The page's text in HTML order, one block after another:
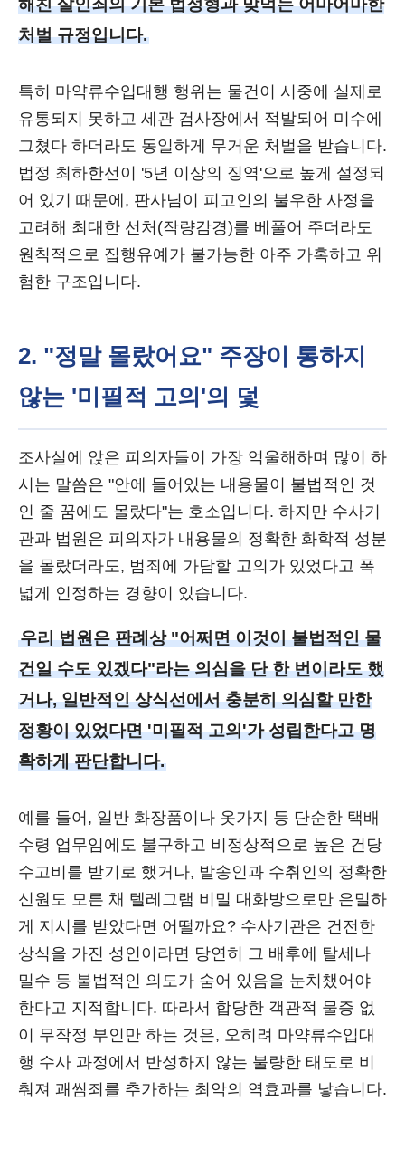
해친 살인죄의 기본 법정형과 맞먹는 어마어마한
처벌 규정입니다.
특히 마약류수입대행 행위는 물건이 시중에 실제로
유통되지 못하고 세관 검사장에서 적발되어 미수에
그쳤다 하더라도 동일하게 무거운 처벌을 받습니다.
법정 최하한선이 '5년 이상의 징역'으로 높게 설정되
어 있기 때문에, 판사님이 피고인의 불우한 사정을
고려해 최대한 선처(작량감경)를 베풀어 주더라도
원칙적으로 집행유예가 불가능한 아주 가혹하고 위
험한 구조입니다.
2. "정말 몰랐어요" 주장이 통하지
않는 '미필적 고의'의 덫
조사실에 앉은 피의자들이 가장 억울해하며 많이 하
시는 말씀은 "안에 들어있는 내용물이 불법적인 것
인 줄 꿈에도 몰랐다"는 호소입니다. 하지만 수사기
관과 법원은 피의자가 내용물의 정확한 화학적 성분
을 몰랐더라도, 범죄에 가담할 고의가 있었다고 폭
넓게 인정하는 경향이 있습니다.
우리 법원은 판례상 "어쩌면 이것이 불법적인 물
건일 수도 있겠다"라는 의심을 단 한 번이라도 했
거나, 일반적인 상식선에서 충분히 의심할 만한
정황이 있었다면 '미필적 고의'가 성립한다고 명
확하게 판단합니다.
예를 들어, 일반 화장품이나 옷가지 등 단순한 택배
수령 업무임에도 불구하고 비정상적으로 높은 건당
수고비를 받기로 했거나, 발송인과 수취인의 정확한
신원도 모른 채 텔레그램 비밀 대화방으로만 은밀하
게 지시를 받았다면 어떨까요? 수사기관은 건전한
상식을 가진 성인이라면 당연히 그 배후에 탈세나
밀수 등 불법적인 의도가 숨어 있음을 눈치챘어야
한다고 지적합니다. 따라서 합당한 객관적 물증 없
이 무작정 부인만 하는 것은, 오히려 마약류수입대
행 수사 과정에서 반성하지 않는 불량한 태도로 비
춰져 괘씸죄를 추가하는 최악의 역효과를 낳습니다.